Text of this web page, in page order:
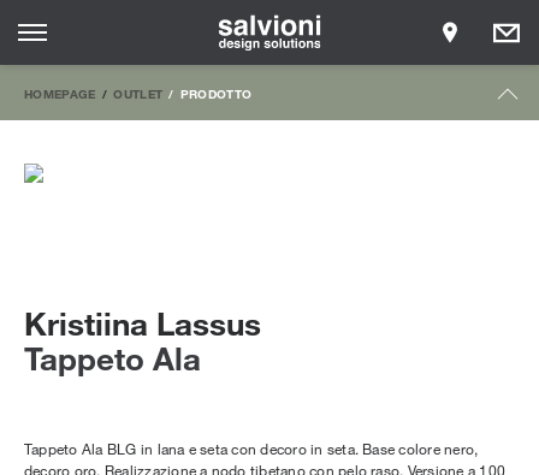
HOMEPAGE OUTLET PRODOTTO
Tappeto Ala
Kristiina Lassus
Tappeto Ala BLG in lana e seta con decoro in seta. Base colore nero,
decoro oro. Realizzazione a nodo tibetano con pelo raso. Versione a 100